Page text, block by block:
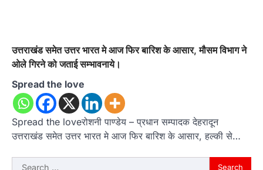
उत्तराखंड समेत उत्तर भारत मे आज फिर बारिश के आसार, मौसम विभाग ने
ओले गिरने को जताई सम्भावनाये।
Spread the love
Spread the loveरोशनी पाण्डेय – प्रधान सम्पादक देहरादून
उत्तराखंड समेत उत्तर भारत मे आज फिर बारिश के आसार, हल्की से…
Search